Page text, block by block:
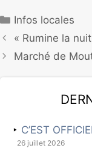
Infos locales
« Rumine la
Marché de
C’EST
26 juillet 2026